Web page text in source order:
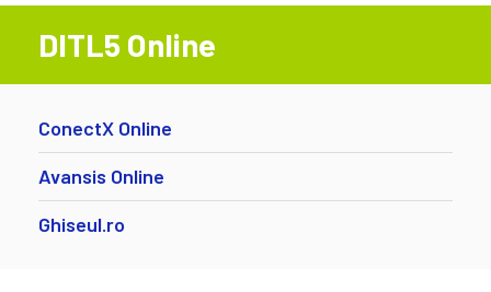
DITL5 Online
ConectX Online
Avansis Online
Ghiseul.ro